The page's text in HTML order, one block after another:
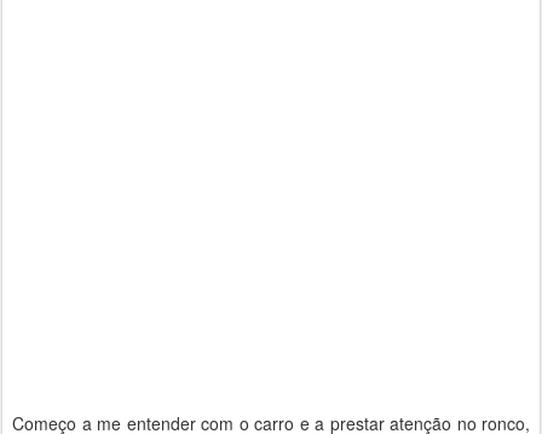
Começo a me entender com o carro e a prestar atenção no ronco,